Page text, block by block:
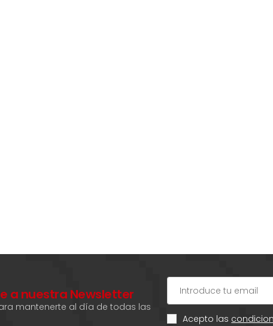
a nuestra Newsletter
mantenerte al día de todas las
Acepto las